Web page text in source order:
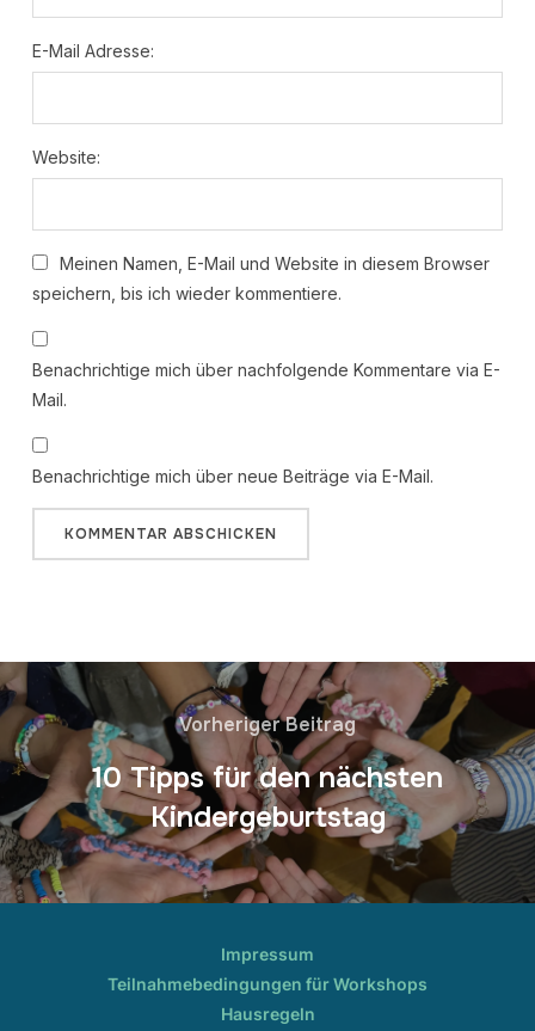
E-Mail Adresse:
Website:
Meinen Namen, E-Mail und Website in diesem Browser
speichern, bis ich wieder kommentiere.
Benachrichtige mich über nachfolgende Kommentare via E-
Mail.
Benachrichtige mich über neue Beiträge via E-Mail.
Vorheriger Beitrag
10 Tipps für den nächsten
Kindergeburtstag
Impressum
Teilnahmebedingungen für Workshops
Hausregeln